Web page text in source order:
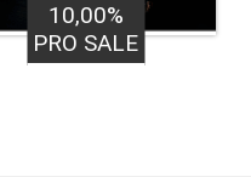
10,00%
PRO SALE